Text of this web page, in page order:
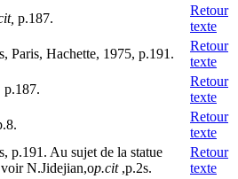
p.187.
Retour
texte
Paris, Hachette, 1975, p.191.
Retour
texte
p.187.
Retour
texte
Retour
texte
p.191. Au sujet de la statue
N.Jidejian,op.cit,p.2s.
Retour
texte